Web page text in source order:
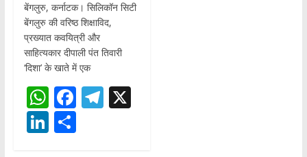
बेंगलुरु, कर्नाटक। सिलिकॉन सिटी
बेंगलुरु की वरिष्ठ शिक्षाविद,
प्रख्यात कवयित्री और
साहित्यकार दीपाली पंत तिवारी
‘दिशा’ के खाते में एक
W
h
at
F
ac
e
T X
Li S